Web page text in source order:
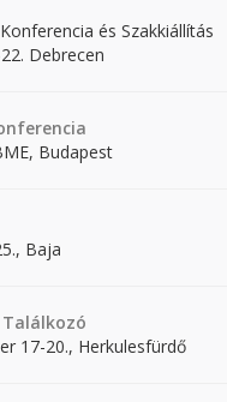
és Szakkiállítás
Debrecen
Budapest
Baja
Találkozó
17-20., Herkulesfürdő